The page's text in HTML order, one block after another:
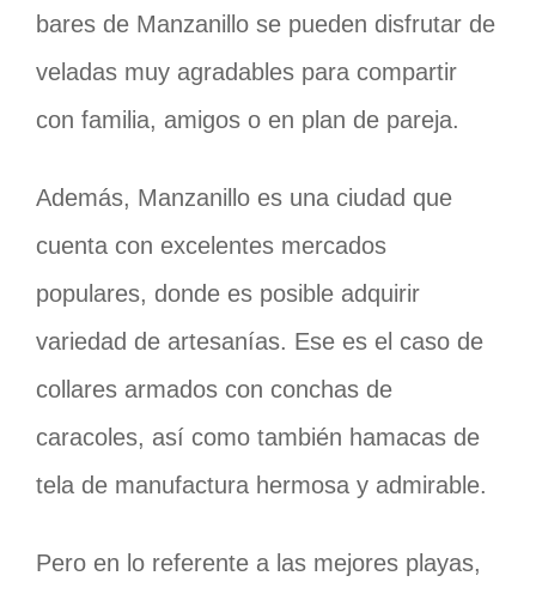
bares de Manzanillo se pueden disfrutar de
veladas muy agradables para compartir
con familia, amigos o en plan de pareja.
Además, Manzanillo es una ciudad que
cuenta con excelentes mercados
populares, donde es posible adquirir
variedad de artesanías. Ese es el caso de
collares armados con conchas de
caracoles, así como también hamacas de
tela de manufactura hermosa y admirable.
Pero en lo referente a las mejores playas,